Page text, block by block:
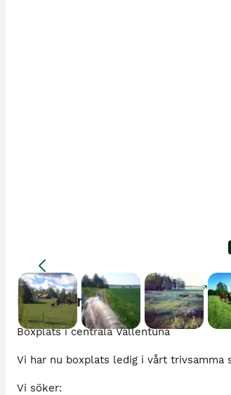
Beskrivning
Boxplats i centrala Vallentuna
Vi har nu boxplats ledig i vårt trivsamma
Vi söker: